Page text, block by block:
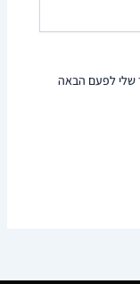
שלי לפעם הבאה